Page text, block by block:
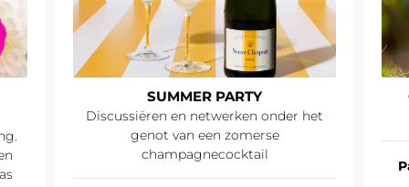
SUMMER PARTY
Discussiëren en netwerken onder het
genot van een zomerse
champagnecocktail